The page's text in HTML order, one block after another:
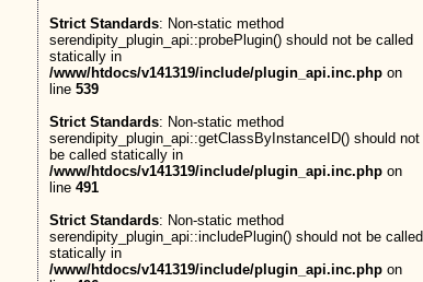
Strict Standards: Non-static method
serendipity_plugin_api::probePlugin() should not be called
statically in
/www/htdocs/v141319/include/plugin_api.inc.php on
line 539
Strict Standards: Non-static method
serendipity_plugin_api::getClassByInstanceID() should not
be called statically in
/www/htdocs/v141319/include/plugin_api.inc.php on
line 491
Strict Standards: Non-static method
serendipity_plugin_api::includePlugin() should not be called
statically in
/www/htdocs/v141319/include/plugin_api.inc.php on